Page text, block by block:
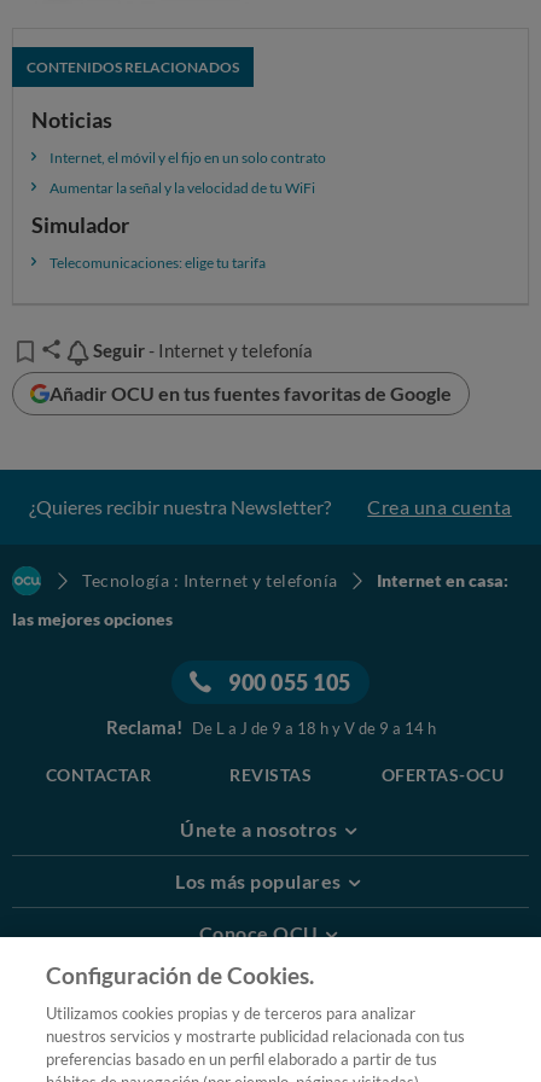
1º) ONO Teléfono+Internet 50 MB
2º) Movistar Fusión Fibra 100 MB
3º) Jazztel Internet 30 MB Premium
4º) ONO Teléfono+Internet 50 MB+TV
5º) ONO Teléfono+Internet 30 MB+TV
CONTENIDOS RELACIONADOS
Noticias
Internet, el móvil y el fijo en un solo contrato
Aumentar la señal y la velocidad de tu WiFi
Simulador
Telecomunicaciones: elige tu tarifa
Seguir
Seguir - Internet y telefonía
Añadir OCU en tus fuentes favoritas de Google
¿Quieres recibir nuestra Newsletter? Crea una cuenta
Tecnología : Internet y telefonía
Internet en casa:
las mejores opciones
900 055 105
Reclama! De L a J de 9 a 18 h y V de 9 a 14 h
CONTACTAR REVISTAS OFERTAS-OCU
Únete a nosotros
Los más populares
Conoce OCU
Más Información
© 2026 OCU
Condiciones generales de contratación de OCU
Configuración de Cookies.
Utilizamos cookies propias y de terceros para analizar
nuestros servicios y mostrarte publicidad relacionada con tus
preferencias basado en un perfil elaborado a partir de tus